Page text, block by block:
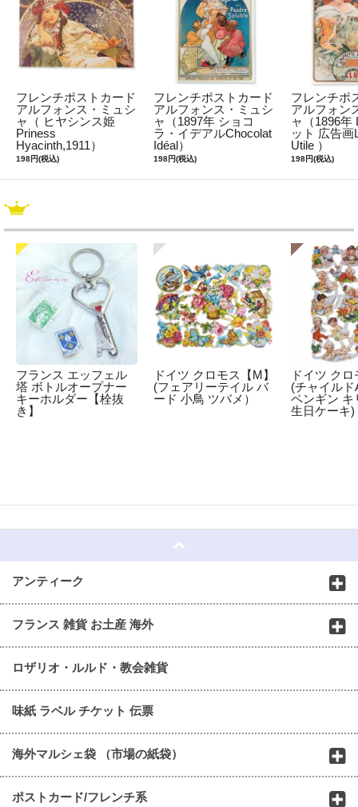
フレンチポストカード
アルフォンス・ミュシ
ャ（ ヒヤシンス姫
Priness
Hyacinth,1911）
198円(税込)
フレンチポストカード
アルフォンス・ミュシ
ャ（1897年 ショコ
ラ・イデアルChocolat
Idéal）
198円(税込)
フレンチポ
アルフォン
ャ（1896年
ット 広告画
Utile ）
198円(税込)
フランス エッフェル
塔 ボトルオープナー
キーホルダー【栓抜
き】
ドイツ クロモス【M】
(フェアリーテイル バ
ード 小鳥 ツバメ）
ドイツ ク
(チャイルド
ペンギン キ
生日ケーキ)
アンティーク
フランス 雑貨 お土産 海外
ロザリオ・ルルド・教会雑貨
味紙 ラベル チケット 伝票
海外マルシェ袋 （市場の紙袋）
ポストカード/フレンチ系